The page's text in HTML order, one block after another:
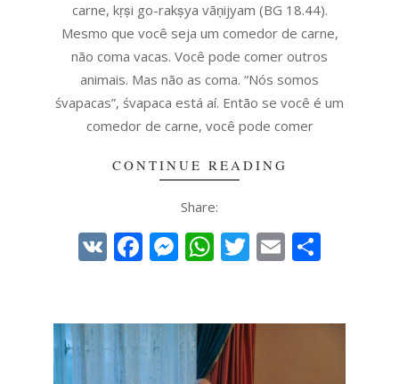
carne, kṛṣi go-rakṣya vāṇijyam (BG 18.44).
Mesmo que você seja um comedor de carne,
não coma vacas. Você pode comer outros
animais. Mas não as coma. “Nós somos
śvapacas”, śvapaca está aí. Então se você é um
comedor de carne, você pode comer
CONTINUE READING
Share:
VK Facebook
Messenger
WhatsApp
Twitter
Email